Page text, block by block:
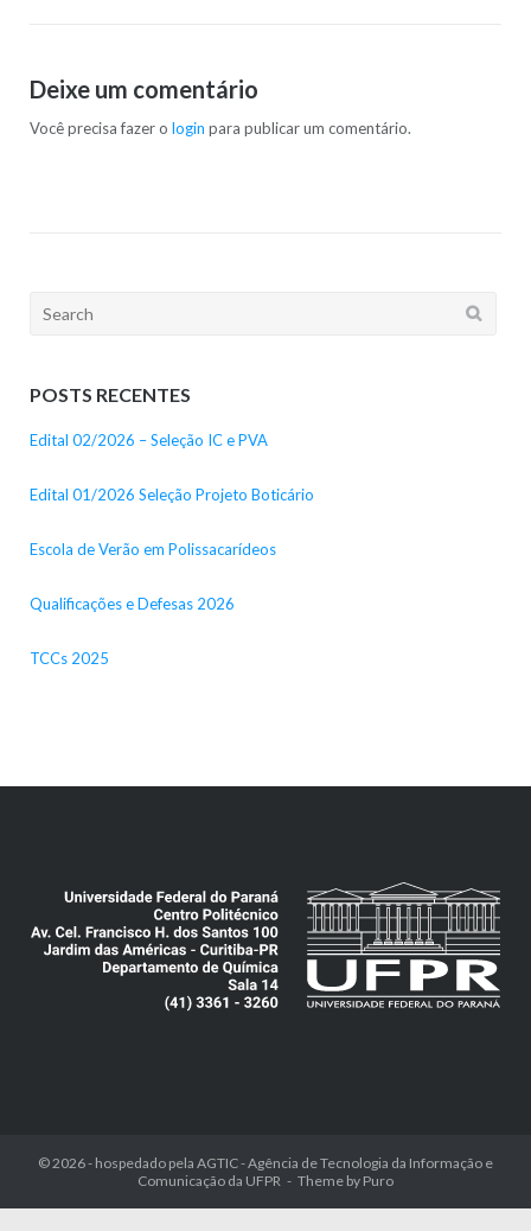
Deixe um comentário
Você precisa fazer o login para publicar um comentário.
Search
POSTS RECENTES
Edital 02/2026 – Seleção IC e PVA
Edital 01/2026 Seleção Projeto Boticário
Escola de Verão em Polissacarídeos
Qualificações e Defesas 2026
TCCs 2025
© 2026 - hospedado pela AGTIC - Agência de Tecnologia da Informação e
Comunicação da UFPR
Theme by Puro